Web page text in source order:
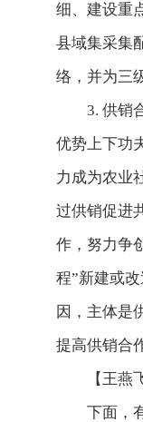
细、建设重
县域集采集
络，并为三
3. 供销
优势上下功
力成为农业
过供销促进
作，努力争
程”新建或
因，主体是
提高供销合
【王燕
下面，